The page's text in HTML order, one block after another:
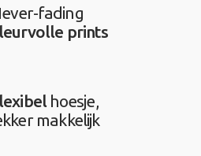
fading
prints
hoesje,
makkelijk